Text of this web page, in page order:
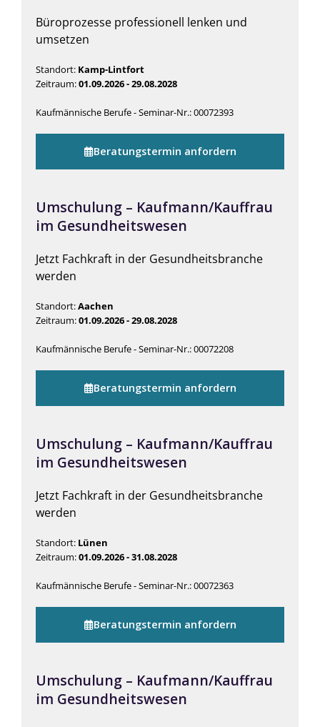
Büroprozesse professionell lenken und
umsetzen
Standort: Kamp-Lintfort
Zeitraum:01.09.2026 - 29.08.2028
Kaufmännische Berufe - Seminar-Nr.: 00072393
Beratungstermin anfordern
Umschulung – Kaufmann/Kauffrau
im Gesundheitswesen
Jetzt Fachkraft in der Gesundheitsbranche
werden
Standort:Aachen
Zeitraum:01.09.2026 - 29.08.2028
Kaufmännische Berufe - Seminar-Nr.: 00072208
Beratungstermin anfordern
Umschulung – Kaufmann/Kauffrau
im Gesundheitswesen
Jetzt Fachkraft in der Gesundheitsbranche
werden
Standort: Lünen
Zeitraum:01.09.2026 - 31.08.2028
Kaufmännische Berufe - Seminar-Nr.: 00072363
Beratungstermin anfordern
Umschulung – Kaufmann/Kauffrau
im Gesundheitswesen